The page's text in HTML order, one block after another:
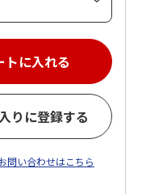
トに入れる
りに登録する
問い合わせはこちら